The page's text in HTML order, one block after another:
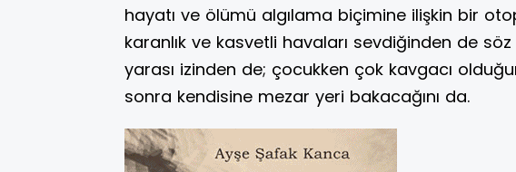
hayatı ve ölümü algılama biçimine ilişkin bir
karanlık ve kasvetli havaları sevdiğinden de
yarası izinden de; çocukken çok kavgacı
sonra kendisine mezar yeri bakacağını da.